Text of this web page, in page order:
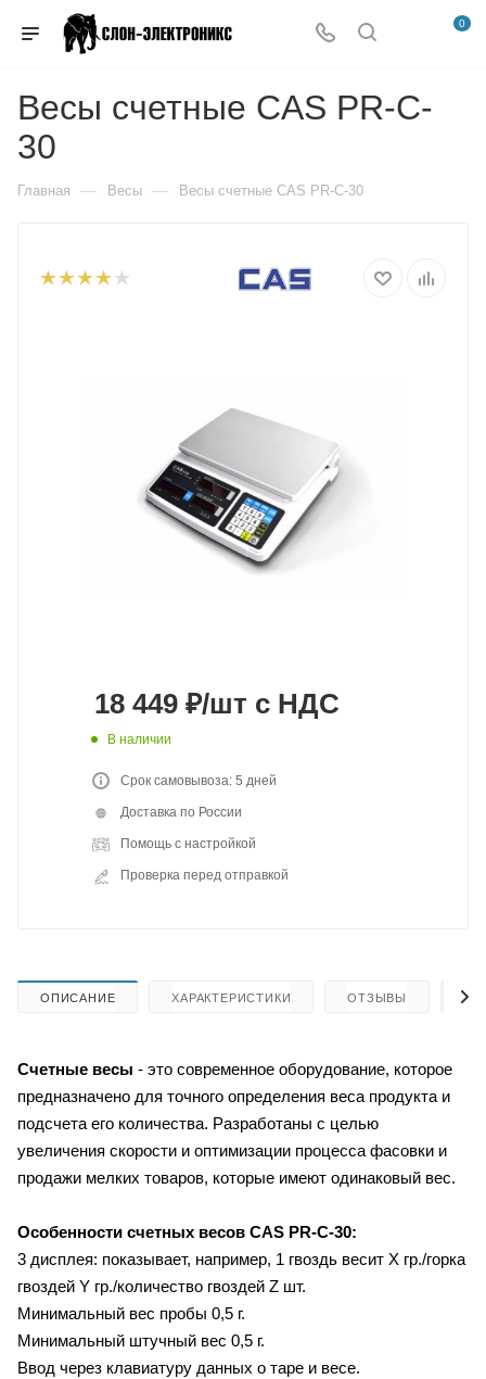
0
Весы счетные CAS PR-C-
30
Главная — Весы — Весы счетные CAS PR-C-30
18 449 ₽/шт с НДС
В наличии
Срок самовывоза: 5 дней
Доставка по России
Помощь с настройкой
Проверка перед отправкой
ОПИСАНИЕ ХАРАКТЕРИСТИКИ ОТЗЫВЫ
Счетные весы - это современное оборудование, которое
предназначено для точного определения веса продукта и
подсчета его количества. Разработаны с целью
увеличения скорости и оптимизации процесса фасовки и
продажи мелких товаров, которые имеют одинаковый вес.
Особенности счетных весов CAS PR-C-30:
3 дисплея: показывает, например, 1 гвоздь весит X гр./горка
гвоздей Y гр./количество гвоздей Z шт.
Минимальный вес пробы 0,5 г.
Минимальный штучный вес 0,5 г.
Ввод через клавиатуру данных о таре и весе.